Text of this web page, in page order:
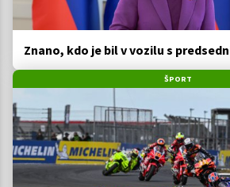
Znano, kdo je bil v vozilu s
ŠPORT